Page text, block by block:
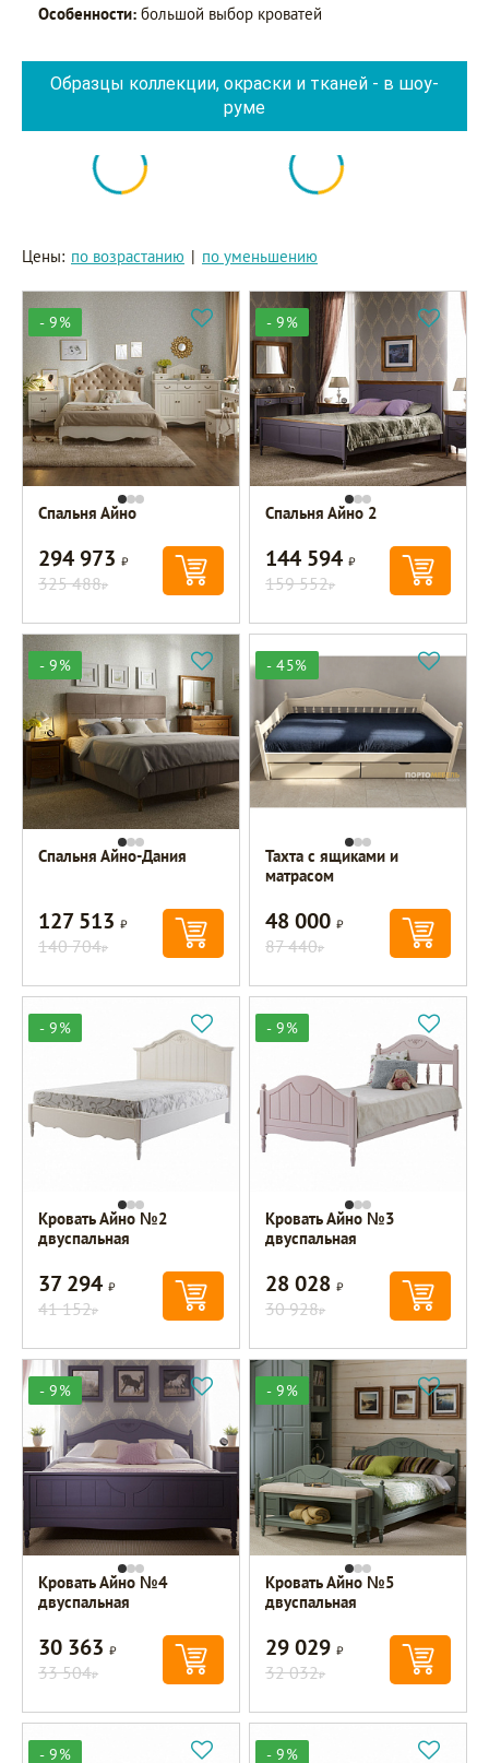
Особенности: большой выбор кроватей
Образцы коллекции, окраски и тканей - в шоу-
руме
Цены: по возрастанию | по уменьшению
- 9%
Спальня Айно
294 973Р
325 488Р
- 9%
Спальня Айно 2
144 594Р
159 552Р
- 9%
Спальня Айно-Дания
127 513Р
140 704Р
- 45%
Тахта с ящиками и
матрасом
48 000Р
87 440Р
- 9%
Кровать Айно №2
двуспальная
37 294Р
41 152Р
- 9%
Кровать Айно №3
двуспальная
28 028Р
30 928Р
- 9%
Кровать Айно №4
двуспальная
30 363Р
33 504Р
- 9%
Кровать Айно №5
двуспальная
29 029Р
32 032Р
- 9% - 9%